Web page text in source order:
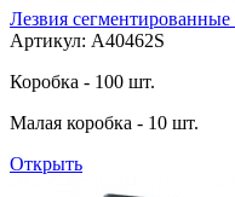
Лезвия
Артикул: A40462S
Коробка - 100 шт.
Малая коробка - 10 шт.
Открыть